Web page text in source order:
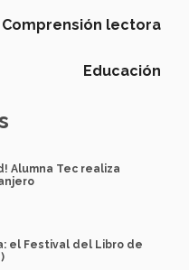
Comprensión lectora
Educación
Alumna Tec realiza
el Festival del Libro de